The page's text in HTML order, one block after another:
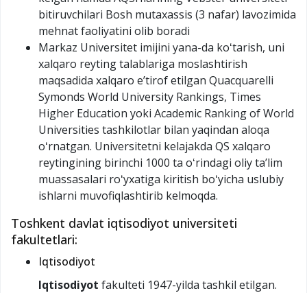
bitiruvchilari Bosh mutaxassis (3 nafar) lavozimida
mehnat faoliyatini olib boradi
Markaz Universitet imijini yana-da koʻtarish, uni
xalqaro reyting talablariga moslashtirish
maqsadida xalqaro eʼtirof etilgan Quacquarelli
Symonds World University Rankings, Times
Higher Education yoki Academic Ranking of World
Universities tashkilotlar bilan yaqindan aloqa
oʻrnatgan. Universitetni kelajakda QS xalqaro
reytingining birinchi 1000 ta oʻrindagi oliy taʼlim
muassasalari roʻyxatiga kiritish boʻyicha uslubiy
ishlarni muvofiqlashtirib kelmoqda.
Toshkent davlat iqtisodiyot universiteti
fakultetlari:
Iqtisodiyot
Iqtisodiyot fakulteti 1947-yilda tashkil etilgan.